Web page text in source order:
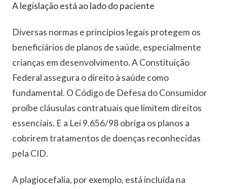
A legislação está ao lado do paciente
Diversas normas e princípios legais protegem os
beneficiários de planos de saúde, especialmente
crianças em desenvolvimento. A Constituição
Federal assegura o direito à saúde como
fundamental. O Código de Defesa do Consumidor
proíbe cláusulas contratuais que limitem direitos
essenciais. E a Lei 9.656/98 obriga os planos a
cobrirem tratamentos de doenças reconhecidas
pela CID.
A plagiocefalia, por exemplo, está incluída na